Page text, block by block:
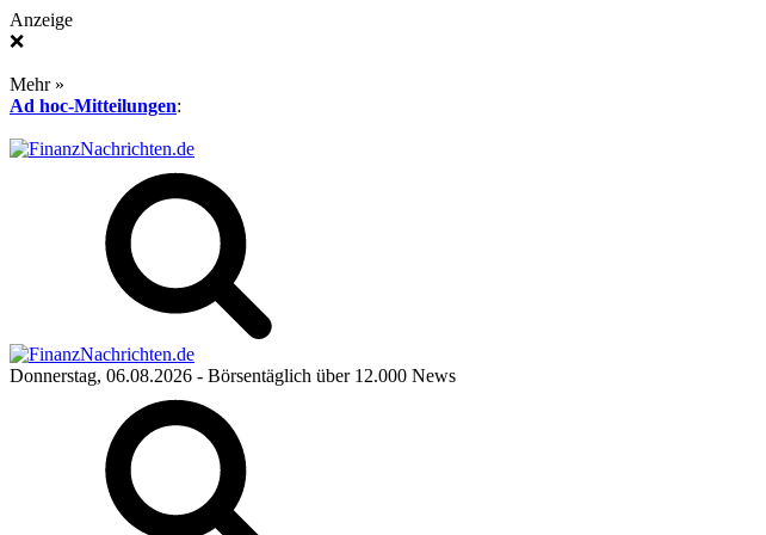
Anzeige
❌
Mehr »
Ad hoc-Mitteilungen:
Donnerstag, 06.08.2026 - Börsentäglich über 12.000 News